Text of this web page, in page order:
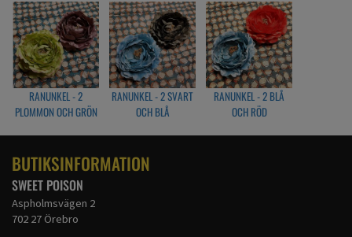
RANUNKEL - 2
PLOMMON OCH GRÖN
RANUNKEL - 2 SVART
OCH BLÅ
RANUNKEL - 2 BLÅ
OCH RÖD
BUTIKSINFORMATION
SWEET POISON
Aspholmsvägen 2
702 27 Örebro